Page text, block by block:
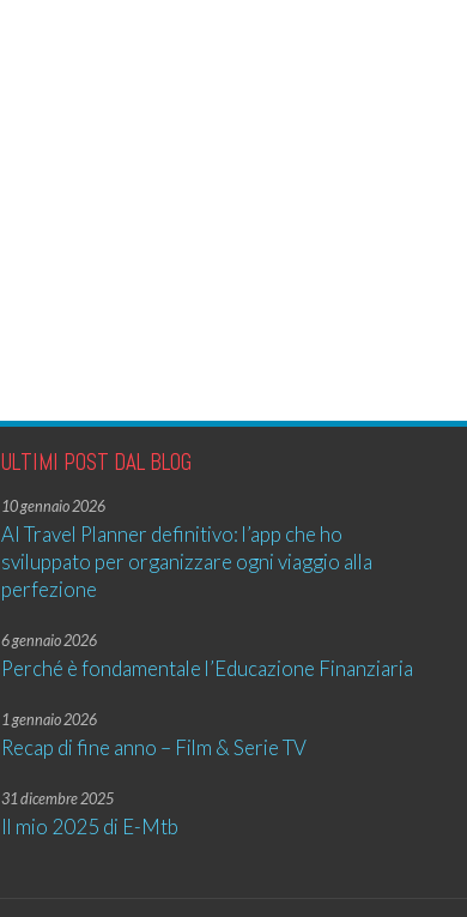
ULTIMI POST DAL BLOG
10 gennaio 2026
AI Travel Planner definitivo: l’app che ho
sviluppato per organizzare ogni viaggio alla
perfezione
6 gennaio 2026
Perché è fondamentale l’Educazione Finanziaria
1 gennaio 2026
Recap di fine anno – Film & Serie TV
31 dicembre 2025
Il mio 2025 di E-Mtb